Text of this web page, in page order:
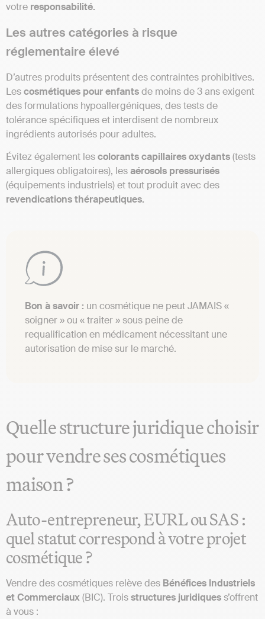
votre responsabilité.
Les autres catégories à risque
réglementaire élevé
D’autres produits présentent des contraintes prohibitives.
Lescosmétiques pour enfantsde moins de 3 ans exigent
des formulations hypoallergéniques, des tests de
tolérance spécifiques et interdisent de nombreux
ingrédients autorisés pour adultes.
Évitez également lescolorants capillaires oxydants(tests
allergiques obligatoires), lesaérosols pressurisés
(équipements industriels) et tout produit avec des
revendications thérapeutiques.
Bon à savoir : un cosmétique ne peut JAMAIS «
soigner » ou « traiter » sous peine de
requalification en médicament nécessitant une
autorisation de mise sur le marché.
Quelle structure juridique choisir
pour vendre ses cosmétiques
maison ?
Auto-entrepreneur, EURL ou SAS :
quel statut correspond à votre projet
cosmétique ?
Vendre des cosmétiques relève des Bénéfices Industriels
et Commerciaux(BIC). Troisstructures juridiquess’offrent
à vous :